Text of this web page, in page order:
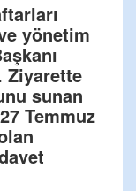
yönetim
Ziyarette
sunan
Temmuz